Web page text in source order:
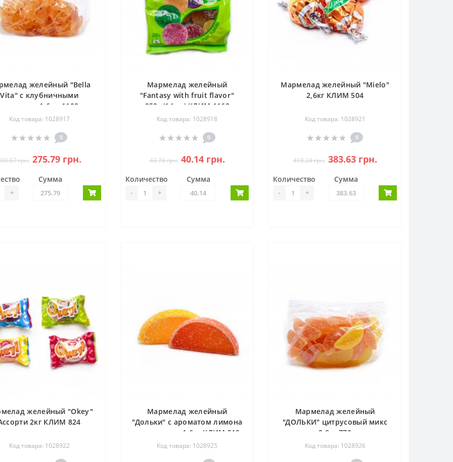
желейный "Bella
Vita" с клубничными
хлопьями 1,6 кг 1100
Код товара: 1028917
0
грн. 275.79 грн.
+
Сумма
Мармелад желейный
"Fantasy with fruit flavor"
250г (14шт) КЛИМ 1163
Код товара: 1028918
0
43.76 грн. 40.14 грн.
Количество
- +
Сумма
Мармелад желейный "Mielo"
2,6кг КЛИМ 504
Код товара: 1028921
0
418.24 грн. 383.63 грн.
Количество
- +
Сумма
желейный "Okey"
2кг КЛИМ 824
Код товара: 1028922
Мармелад желейный
"Дольки" с ароматом лимона
и апельсина 1,6кг КЛИМ 519
Код товара: 1028925
Мармелад желейный
"ДОЛЬКИ" цитрусовый микс
2,8кг 770
Код товара: 1028926